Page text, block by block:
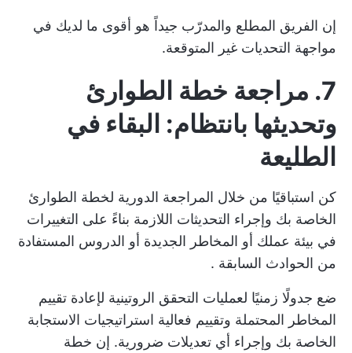
إن الفريق المطلع والمدرّب جيداً هو أقوى ما لديك في
مواجهة التحديات غير المتوقعة.
7. مراجعة خطة الطوارئ
وتحديثها بانتظام: البقاء في
الطليعة
كن استباقيًا من خلال المراجعة الدورية لخطة الطوارئ
الخاصة بك وإجراء التحديثات اللازمة بناءً على التغييرات
في بيئة عملك أو المخاطر الجديدة أو الدروس المستفادة
من الحوادث السابقة .
ضع جدولًا زمنيًا لعمليات التحقق الروتينية لإعادة تقييم
المخاطر المحتملة وتقييم فعالية استراتيجيات الاستجابة
الخاصة بك وإجراء أي تعديلات ضرورية. إن خطة